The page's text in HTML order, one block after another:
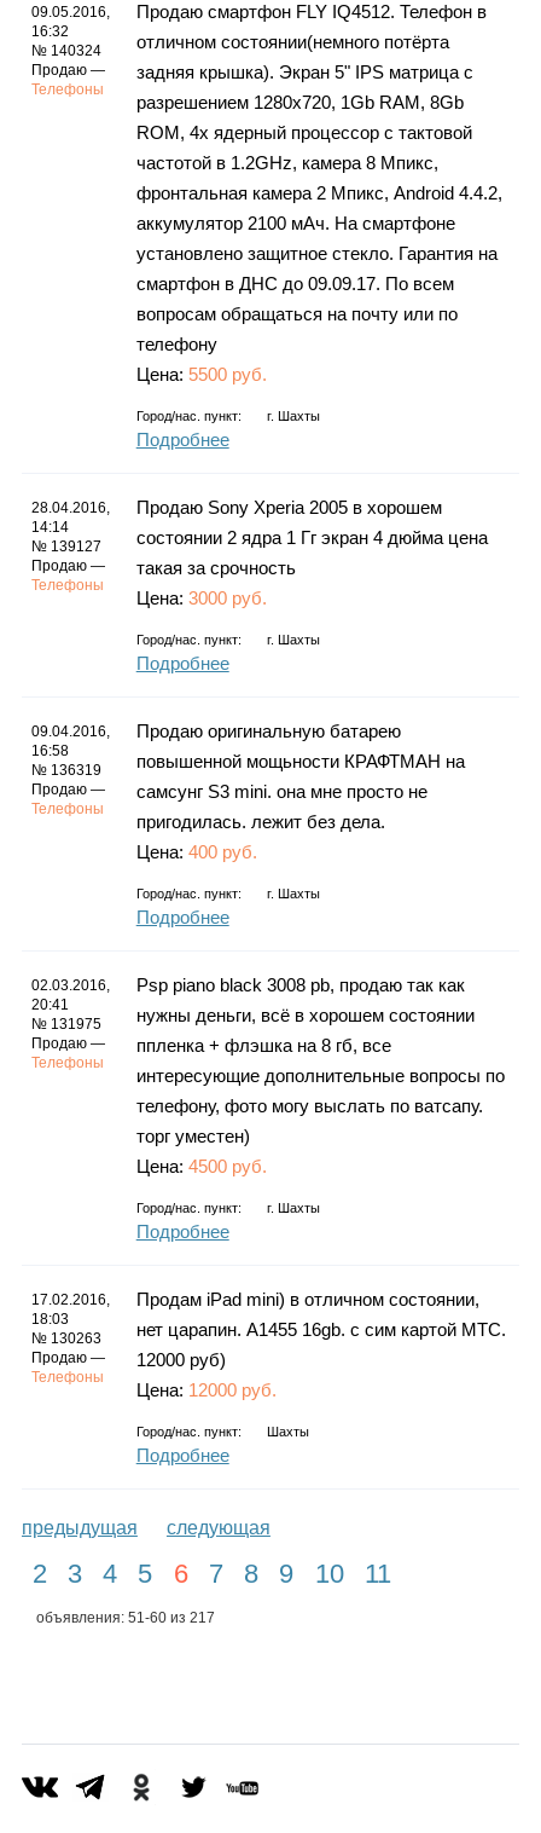
09.05.2016,
16:32
№ 140324
Продаю —
Телефоны
Продаю смартфон FLY IQ4512. Телефон в
отличном состоянии(немного потёрта
задняя крышка). Экран 5" IPS матрица с
разрешением 1280x720, 1Gb RAM, 8Gb
ROM, 4х ядерный процессор с тактовой
частотой в 1.2GHz, камера 8 Мпикс,
фронтальная камера 2 Мпикс, Android 4.4.2,
аккумулятор 2100 мАч. На смартфоне
установлено защитное стекло. Гарантия на
смартфон в ДНС до 09.09.17. По всем
вопросам обращаться на почту или по
телефону
Цена: 5500 руб.
Город/нас. пункт: г. Шахты
Подробнее
28.04.2016,
14:14
№ 139127
Продаю —
Телефоны
Продаю Sony Xperia 2005 в хорошем
состоянии 2 ядра 1 Гг экран 4 дюйма цена
такая за срочность
Цена: 3000 руб.
Город/нас. пункт: г. Шахты
Подробнее
09.04.2016,
16:58
№ 136319
Продаю —
Телефоны
Продаю оригинальную батарею
повышенной мощьности КРАФТМАН на
самсунг S3 mini. она мне просто не
пригодилась. лежит без дела.
Цена: 400 руб.
Город/нас. пункт: г. Шахты
Подробнее
02.03.2016,
20:41
№ 131975
Продаю —
Телефоны
Psp piano black 3008 pb, продаю так как
нужны деньги, всё в хорошем состоянии
ппленка + флэшка на 8 гб, все
интересующие дополнительные вопросы по
телефону, фото могу выслать по ватсапу.
торг уместен)
Цена: 4500 руб.
Город/нас. пункт: г. Шахты
Подробнее
17.02.2016,
18:03
№ 130263
Продаю —
Телефоны
Продам iPad mini) в отличном состоянии,
нет царапин. А1455 16gb. с сим картой МТС.
12000 руб)
Цена: 12000 руб.
Город/нас. пункт: Шахты
Подробнее
предыдущая следующая
2 3 4 5 6 7 8 9 10 11
объявления: 51-60 из 217